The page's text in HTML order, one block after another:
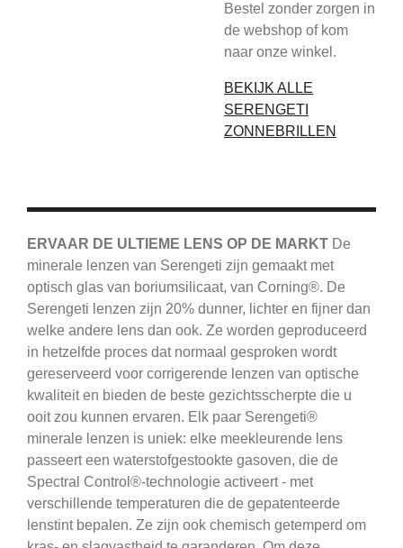
Bestel zonder zorgen in
de webshop of kom
naar onze winkel.
BEKIJK ALLE
SERENGETI
ZONNEBRILLEN
ERVAAR DE ULTIEME LENS OP DE MARKT De
minerale lenzen van Serengeti zijn gemaakt met
optisch glas van boriumsilicaat, van Corning®. De
Serengeti lenzen zijn 20% dunner, lichter en fijner dan
welke andere lens dan ook. Ze worden geproduceerd
in hetzelfde proces dat normaal gesproken wordt
gereserveerd voor corrigerende lenzen van optische
kwaliteit en bieden de beste gezichtsscherpte die u
ooit zou kunnen ervaren. Elk paar Serengeti®
minerale lenzen is uniek: elke meekleurende lens
passeert een waterstofgestookte gasoven, die de
Spectral Control®-technologie activeert - met
verschillende temperaturen die de gepatenteerde
lenstint bepalen. Ze zijn ook chemisch getemperd om